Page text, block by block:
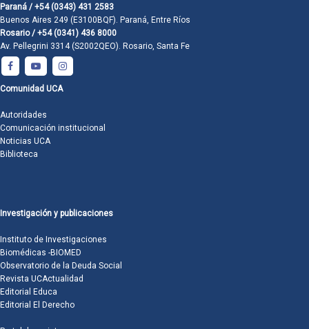
Paraná / +54 (0343) 431 2583
Buenos Aires 249 (E3100BQF). Paraná, Entre Ríos
Rosario / +54 (0341) 436 8000
Av. Pellegrini 3314 (S2002QEO). Rosario, Santa Fe
Comunidad UCA
Autoridades
Comunicación institucional
Noticias UCA
Biblioteca
Investigación y publicaciones
Instituto de Investigaciones
Biomédicas -BIOMED
Observatorio de la Deuda Social
Revista UCActualidad
Editorial Educa
Editorial El Derecho